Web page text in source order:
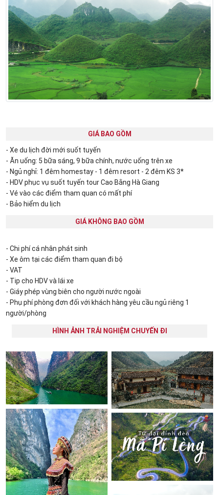
GIÁ BAO GỒM
- Xe du lịch đời mới suốt tuyến
- Ăn uống: 5 bữa sáng, 9 bữa chính, nước uống trên xe
- Ngủ nghỉ: 1 đêm homestay - 1 đêm resort - 2 đêm KS 3*
- HDV phục vụ suốt tuyến tour Cao Bằng Hà Giang
- Vé vào các điểm tham quan có mất phí
- Bảo hiểm du lịch
GIÁ KHÔNG BAO GỒM
- Chi phí cá nhân phát sinh
- Xe ôm tại các điểm tham quan đi bộ
- VAT
- Tip cho HDV và lái xe
- Giáy phép vùng biên cho người nước ngoài
- Phụ phí phòng đơn đối với khách hàng yêu cầu ngủ riêng 1
người/phòng
HÌNH ẢNH TRẢI NGHIỆM CHUYẾN ĐI